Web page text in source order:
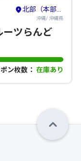
北部（本部・名護・国頭）
沖縄/ 沖縄県
ーツらんど
ン枚数： 在庫あり